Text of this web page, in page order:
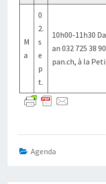
M
a
0
2.
s
e
p
t.
10h00-11h30
an 032 725 38
pan.ch, à la
Agenda